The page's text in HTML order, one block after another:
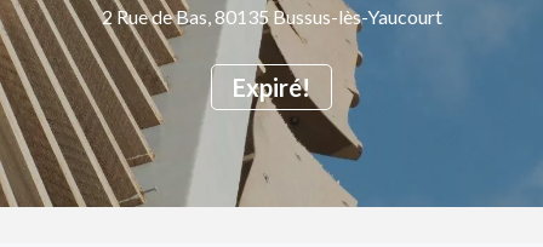
Expiré!
2 Rue de Bas, 80135 Bussus-lès-Yaucourt